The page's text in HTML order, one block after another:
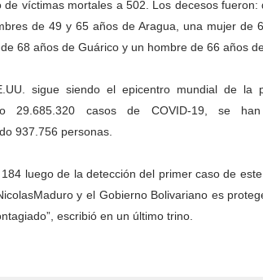
de víctimas mortales a 502. Los decesos
de 49 y 65 años de Aragua, una mujer de
68 años de Guárico y un hombre de 66 años
sigue siendo el epicentro mundial de la
29.685.320 casos de COVID-19, se
937.756 personas.
luego de la detección del primer caso de
y el Gobierno Bolivariano es
escribió en un último trino.